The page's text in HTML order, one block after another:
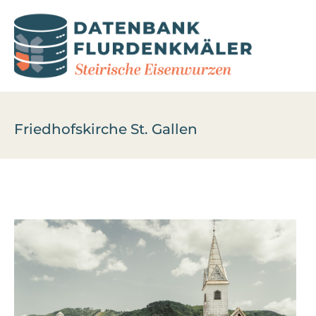
Friedhofskirche St. Gallen